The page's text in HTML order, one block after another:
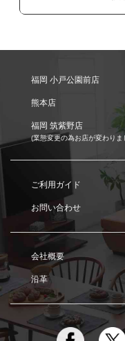
福岡 小戸公園前店
熊本店
福岡 筑紫野店
(業態変更の為お店が変わりま
ご利用ガイド
お問い合わせ
会社概要
沿革